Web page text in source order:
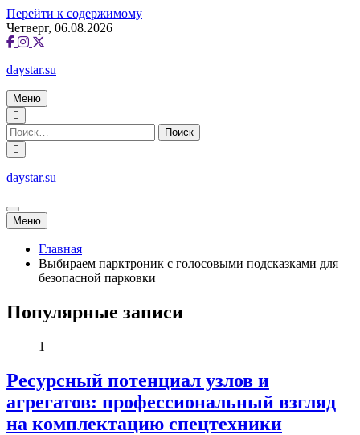
Перейти к содержимому
Четверг, 06.08.2026
daystar.su
Меню
daystar.su
Меню
Главная
Выбираем парктроник с голосовыми подсказками для
безопасной парковки
Популярные записи
1
Ресурсный потенциал узлов и
агрегатов: профессиональный взгляд
на комплектацию спецтехники